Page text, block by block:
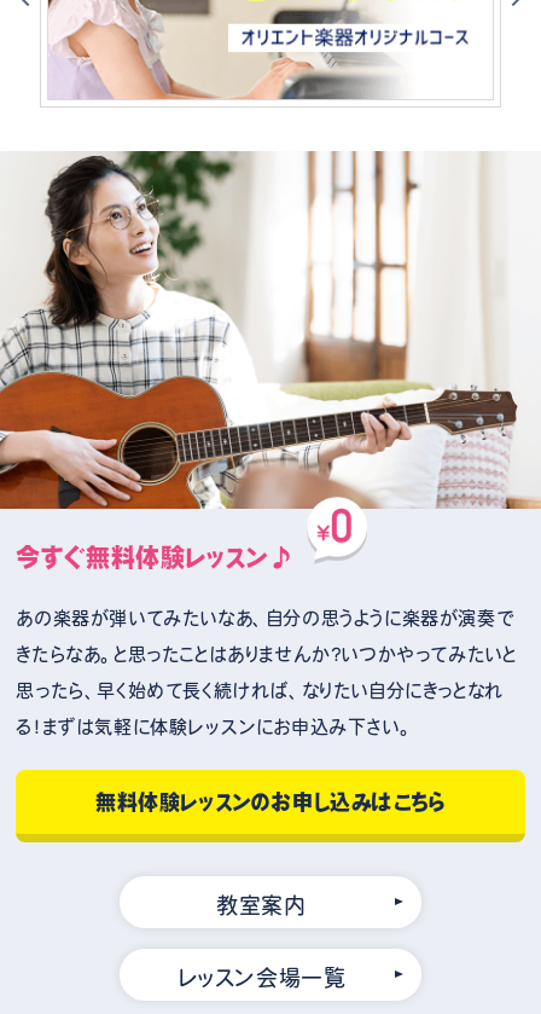
今すぐ無料体験レッスン♪
あの楽器が弾いてみたいなあ、自分の思うように楽器が演奏で
きたらなあ。と思ったことはありませんか？いつかやってみたいと
思ったら、早く始めて長く続ければ、なりたい自分にきっとなれ
る！まずは気軽に体験レッスンにお申込み下さい。
無料体験レッスンのお申し込みはこちら
教室案内
レッスン会場一覧